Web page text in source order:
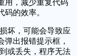
用，减少重复代码
的效率。
坏，可能会导致应
弹出报错提示框，
或丢失，程序无法